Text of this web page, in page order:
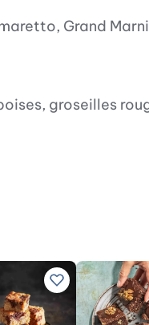
Grand
groseilles
recettes préférées
Ajouter à vos